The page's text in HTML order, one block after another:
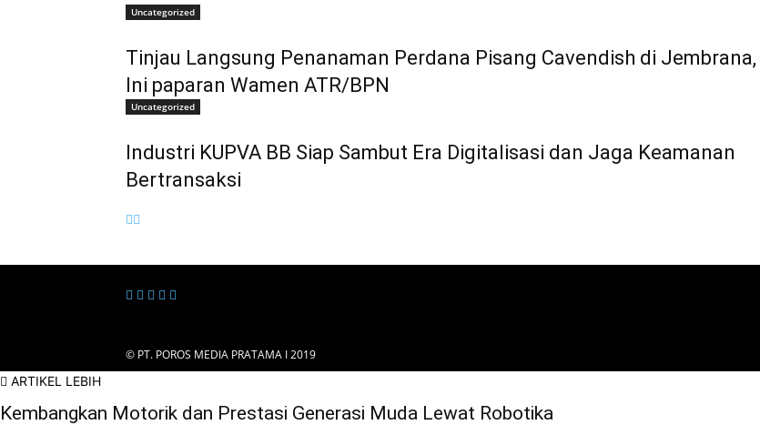
Uncategorized
Tinjau Langsung Penanaman Perdana Pisang Cavendish di Jembrana,
Ini paparan Wamen ATR/BPN
Uncategorized
Industri KUPVA BB Siap Sambut Era Digitalisasi dan Jaga Keamanan
Bertransaksi
© PT. POROS MEDIA PRATAMA I 2019
ARTIKEL LEBIH
Kembangkan Motorik dan Prestasi Generasi Muda Lewat Robotika